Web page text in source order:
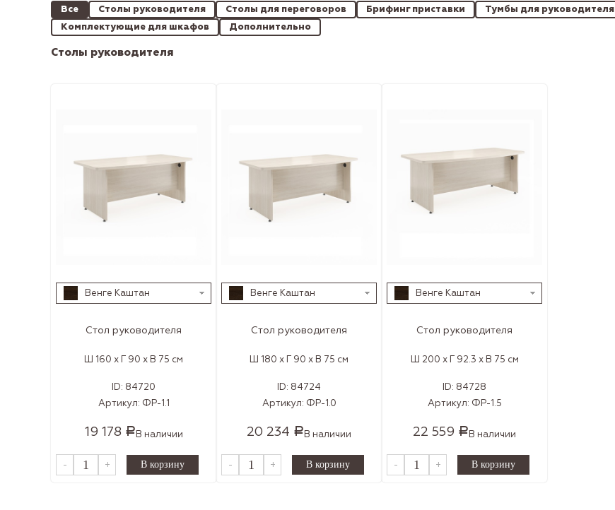
Все Столы руководителя Столы для переговоров Брифинг приставки Тумбы для руководителя
Комплектующие для шкафов
Дополнительно
Столы руководителя
Венге Каштан
Стол руководителя
Ш 160 x Г 90 x В 75 см
ID: 84720
Артикул: ФР-1.1
19 178 РВ наличии
- +
Венге Каштан
Стол руководителя
Ш 180 x Г 90 x В 75 см
ID: 84724
Артикул: ФР-1.0
20 234 РВ наличии
- +
Венге Каштан
Стол руководителя
Ш 200 x Г 92.3 x В 75 см
ID: 84728
Артикул: ФР-1.5
22 559 РВ наличии
- +